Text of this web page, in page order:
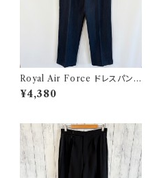
Royal Air Force ドレスパンツ
イギリス軍 スラックス ミリタリ
ーパンツ 8
¥4,380